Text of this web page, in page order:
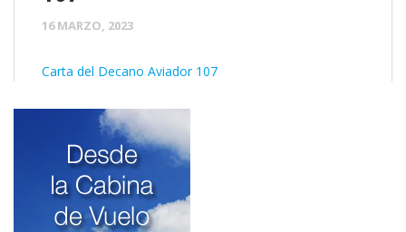
16 MARZO, 2023
Carta del Decano Aviador 107